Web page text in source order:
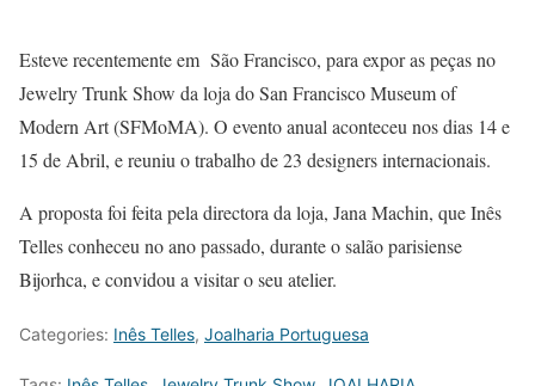
Esteve recentemente em São Francisco, para expor as peças no
Jewelry Trunk Show da loja do San Francisco Museum of
Modern Art (SFMoMA). O evento anual aconteceu nos dias 14 e
15 de Abril, e reuniu o trabalho de 23 designers internacionais.
A proposta foi feita pela directora da loja, Jana Machin, que Inês
Telles conheceu no ano passado, durante o salão parisiense
Bijorhca, e convidou a visitar o seu atelier.
Categories: Inês Telles, Joalharia Portuguesa